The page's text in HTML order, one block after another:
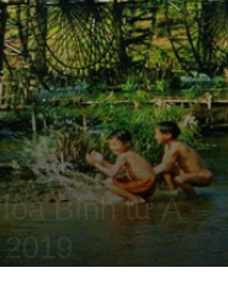
Việt Nam Miền Bắc
Bình từ A –